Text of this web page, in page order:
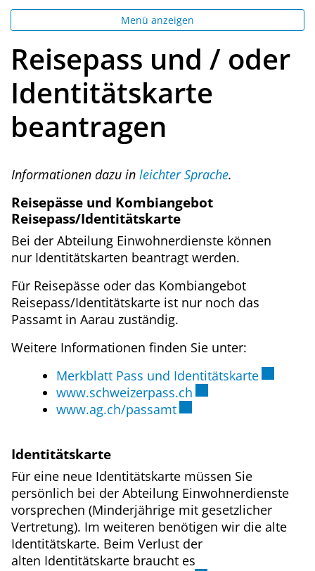
Menü anzeigen
Reisepass und / oder
Identitätskarte
beantragen
Informationen dazu in leichter Sprache.
Reisepässe und Kombiangebot
Reisepass/Identitätskarte
Bei der Abteilung Einwohnerdienste können
nur Identitätskarten beantragt werden.
Für Reisepässe oder das Kombiangebot
Reisepass/Identitätskarte ist nur noch das
Passamt in Aarau zuständig.
Weitere Informationen finden Sie unter:
Merkblatt Pass und IdentitätskarteExterner
www.schweizerpass.ch
www.ag.ch/passamtExterner Link wird in
Identitätskarte
Für eine neue Identitätskarte müssen Sie
persönlich bei der Abteilung Einwohnerdienste
vorsprechen (Minderjährige mit gesetzlicher
Vertretung). Im weiteren benötigen wir die alte
Identitätskarte. Beim Verlust der
alten Identitätskarte braucht es